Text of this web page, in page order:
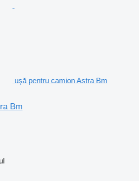
uşă pentru camion Astra Bm
Bm